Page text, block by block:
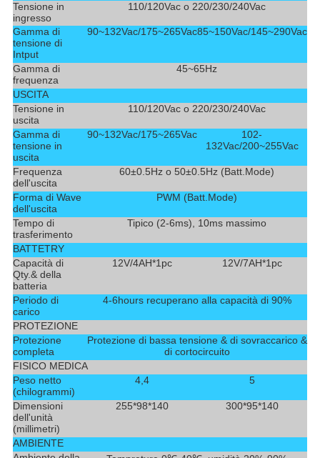
Tensione in
ingresso
110/120Vac o 220/230/240Vac
Gamma di
tensione di
Intput
90~132Vac/175~265Vac85~150Vac/145~290Vac
Gamma di
frequenza
45~65Hz
USCITA
Tensione in
uscita
110/120Vac o 220/230/240Vac
Gamma di
tensione in
uscita
90~132Vac/175~265Vac
102-
132Vac/200~255Vac
Frequenza
dell'uscita
60±0.5Hz o 50±0.5Hz (Batt.Mode)
Forma di Wave
dell'uscita
PWM (Batt.Mode)
Tempo di
trasferimento
Tipico (2-6ms), 10ms massimo
BATTETRY
Capacità di
Qty.& della
batteria
12V/4AH*1pc 12V/7AH*1pc
Periodo di
carico
4-6hours recuperano alla capacità di 90%
PROTEZIONE
Protezione
completa
Protezione di bassa tensione & di sovraccarico &
di cortocircuito
FISICO MEDICA
Peso netto
(chilogrammi)
4,4 5
Dimensioni
dell'unità
(millimetri)
255*98*140 300*95*140
AMBIENTE